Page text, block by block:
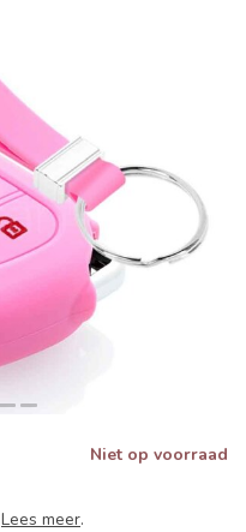
Niet op voorraad
Lees meer.